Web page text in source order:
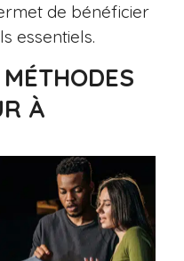
de bénéficier
essentiels.
À